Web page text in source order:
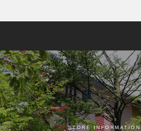
STORE INFORMATION